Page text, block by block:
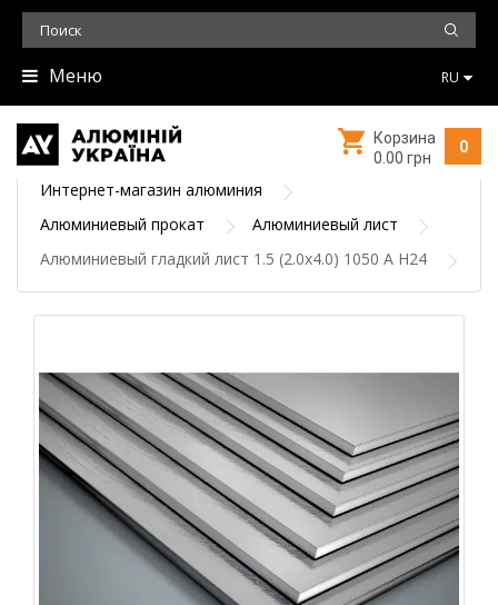
Меню RU
0
Корзина
0.00 грн
Интернет-магазин алюминия
Алюминиевый прокат
Алюминиевый лист
Алюминиевый гладкий лист 1.5 (2.0х4.0) 1050 А Н24